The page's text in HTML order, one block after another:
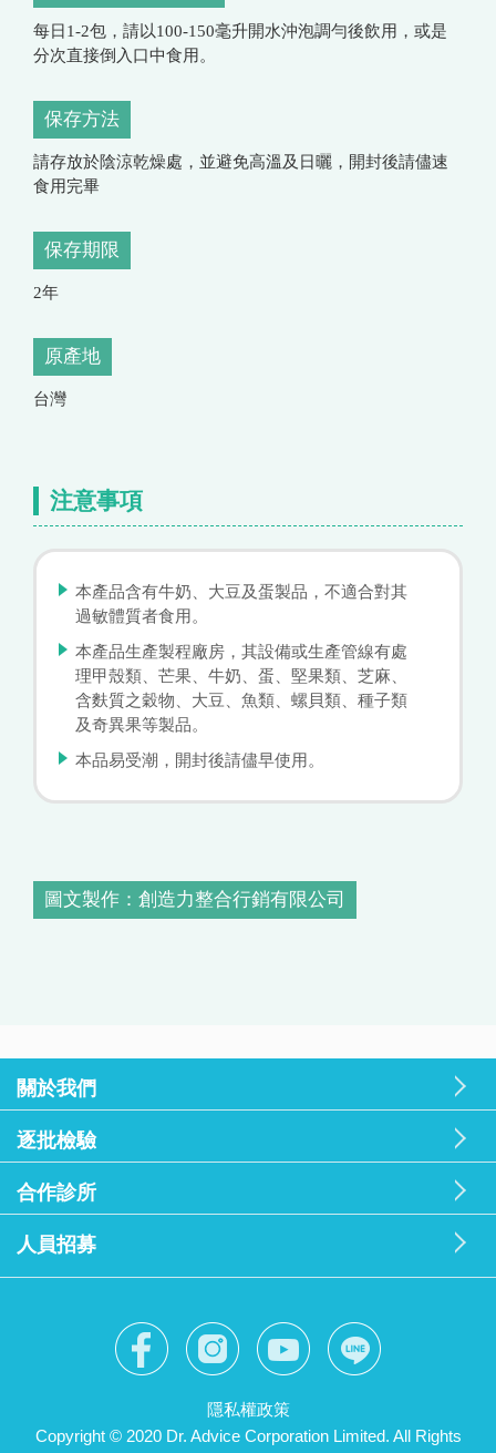
每日1-2包，請以100-150毫升開水沖泡調勻後飲用，或是
分次直接倒入口中食用。
保存方法
請存放於陰涼乾燥處，並避免高溫及日曬，開封後請儘速
食用完畢
保存期限
2年
原產地
台灣
注意事項
本產品含有牛奶、大豆及蛋製品，不適合對其
過敏體質者食用。
本產品生產製程廠房，其設備或生產管線有處
理甲殼類、芒果、牛奶、蛋、堅果類、芝麻、
含麩質之穀物、大豆、魚類、螺貝類、種子類
及奇異果等製品。
本品易受潮，開封後請儘早使用。
圖文製作：創造力整合行銷有限公司
關於我們
逐批檢驗
合作診所
人員招募
隱私權政策
Copyright © 2020 Dr. Advice Corporation Limited. All Rights